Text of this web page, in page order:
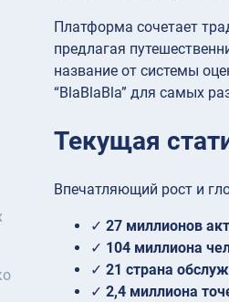
Платформа сочетает
предлагая
название от системы
“BlaBlaBla” для самых
Текущая
Впечатляющий рост и
✓ 27 миллионов
✓ 104 миллиона
✓ 21 страна
✓ 2,4 миллиона